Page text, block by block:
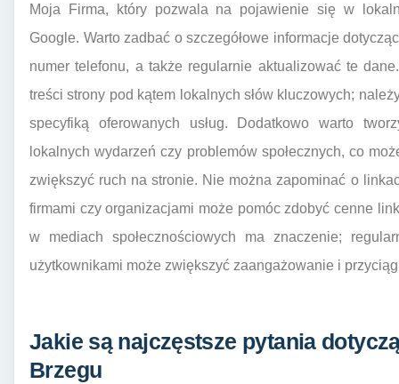
Moja Firma, który pozwala na pojawienie się w
Google. Warto zadbać o szczegółowe informacje
numer telefonu, a także regularnie aktualizować te
treści strony pod kątem lokalnych słów kluczowych;
specyfiką oferowanych usług. Dodatkowo warto
lokalnych wydarzeń czy problemów społecznych, co
zwiększyć ruch na stronie. Nie można zapominać o
firmami czy organizacjami może pomóc zdobyć cenne
w mediach społecznościowych ma znaczenie;
użytkownikami może zwiększyć zaangażowanie i
Jakie są najczęstsze pytania
Brzegu